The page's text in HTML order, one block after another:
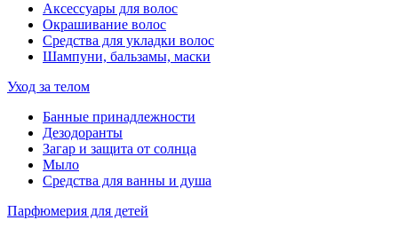
Аксессуары для волос
Окрашивание волос
Средства для укладки волос
Шампуни, бальзамы, маски
Уход за телом
Банные принадлежности
Дезодоранты
Загар и защита от солнца
Мыло
Средства для ванны и душа
Парфюмерия для детей